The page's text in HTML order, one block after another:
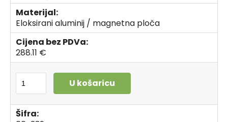
Materijal:
Eloksirani aluminij / magnetna ploča
Cijena bez PDVa:
288.11 €
U košaricu
Šifra: